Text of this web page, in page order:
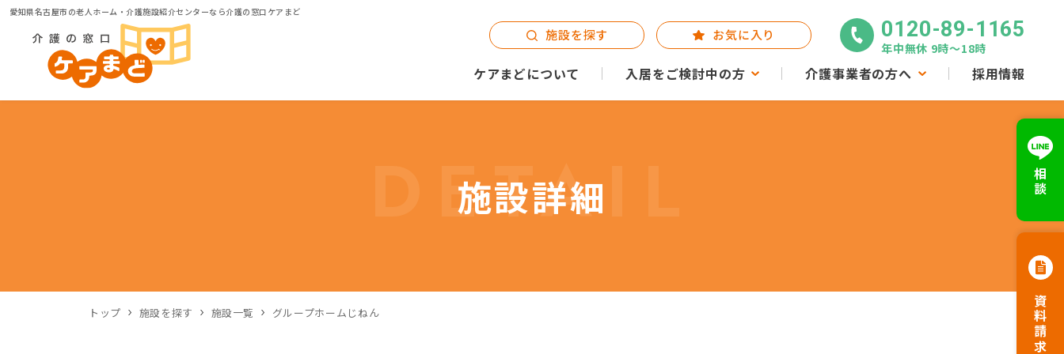
愛知県名古屋市の老人ホーム・介護施設紹介センターなら介護の窓口ケアまど
ケアまどについて 入居をご検討中の方 介護事業者の方へ 採用情報
施設を探す お気に入り 0120-89-1165
年中無休 9時〜18時
相談
資料請求
DETAIL
施設詳細
トップ 施設を探す 施設一覧 グループホームじねん